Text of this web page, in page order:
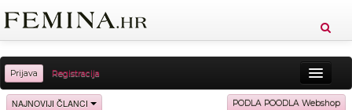
Prijava Registracija
Sreća Zdravlje Vitkost
NAJNOVIJI ČLANCI PODLA POODLA Webshop